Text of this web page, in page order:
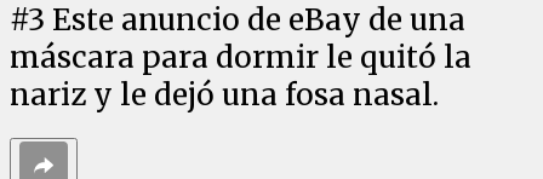
#3 Este anuncio de eBay de una
máscara para dormir le quitó la
nariz y le dejó una fosa nasal.